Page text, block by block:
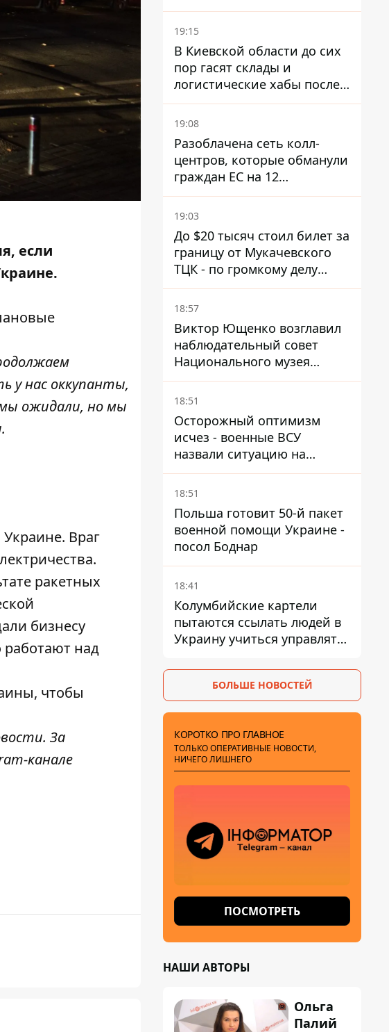
если
у нас оккупанты,
ожидали, но мы
Враг
ракетных
бизнесу
работают над
чтобы
За
канале
19:15
В Киевской области до сих
пор гасят склады и
логистические хабы после
прилетов ракет - ГСЧС
19:08
Разоблачена сеть колл-
центров, которые обманули
граждан ЕС на 12
миллионов - совместная
операция полиции Украины
и Чехии
19:03
До $20 тысяч стоил билет за
границу от Мукачевского
ТЦК - по громкому делу
первые подозрения
получили двое бывших
18:57
Виктор Ющенко возглавил
наблюдательный совет
Национального музея
Голодомора-геноцида – что
известно о должности
18:51
Осторожный оптимизм
исчез - военные ВСУ
назвали ситуацию на
фронте более сложной - Bild
18:51
Польша готовит 50-й пакет
военной помощи Украине -
посол Боднар
18:41
Колумбийские картели
пытаются ссылать людей в
Украину учиться управлять
БОЛЬШЕ НОВОСТЕЙ
КОРОТКО ПРО ГЛАВНОЕ
ТОЛЬКО ОПЕРАТИВНЫЕ НОВОСТИ,
НИЧЕГО ЛИШНЕГО
ПОСМОТРЕТЬ
НАШИ АВТОРЫ
Ольга
Палий